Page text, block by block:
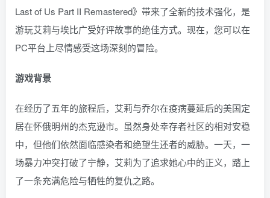
Last of Us Part II Remastered》带来了全新的技术强化，是
游玩艾莉与埃比广受好评故事的绝佳方式。现在，您可以在
PC平台上尽情感受这场深刻的冒险。
游戏背景
在经历了五年的旅程后，艾莉与乔尔在疫病蔓延后的美国定
居在怀俄明州的杰克逊市。虽然身处幸存者社区的相对安稳
中，但他们依然面临感染者和绝望生还者的威胁。一天，一
场暴力冲突打破了宁静，艾莉为了追求她心中的正义，踏上
了一条充满危险与牺牲的复仇之路。